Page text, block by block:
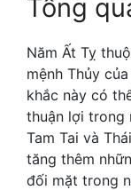
Tổng
Năm Ất Tỵ
mệnh Thủy
khắc này có
thuận lợi trong
Tam Tai và
tăng thêm
đối mặt trong